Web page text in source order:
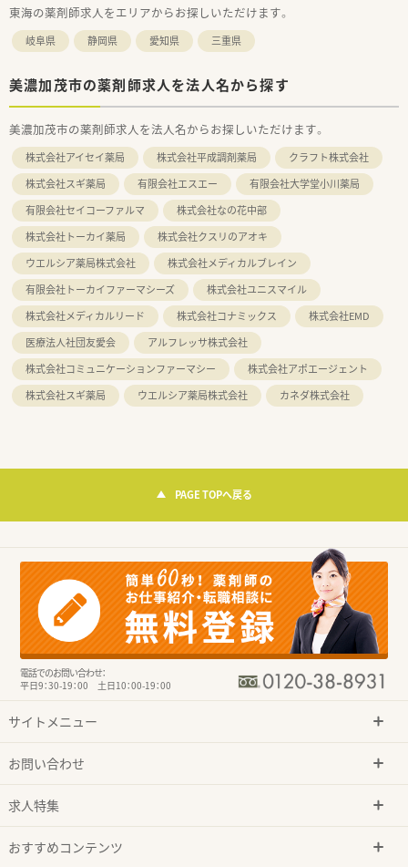
東海の薬剤師求人をエリアからお探しいただけます。
岐阜県 静岡県 愛知県 三重県
美濃加茂市の薬剤師求人を法人名から探す
美濃加茂市の薬剤師求人を法人名からお探しいただけます。
株式会社アイセイ薬局 株式会社平成調剤薬局
クラフト株式会社
株式会社スギ薬局
有限会社エスエー
有限会社大学堂小川薬局
有限会社セイコーファルマ
株式会社なの花中部
株式会社トーカイ薬局
株式会社クスリのアオキ
ウエルシア薬局株式会社
株式会社メディカルブレイン
有限会社トーカイファーマシーズ
株式会社ユニスマイル
株式会社メディカルリード
株式会社コナミックス
株式会社EMD
医療法人社団友愛会
アルフレッサ株式会社
株式会社コミュニケーションファーマシー
株式会社アポエージェント
株式会社スギ薬局
ウエルシア薬局株式会社 カネダ株式会社
PAGE TOPへ戻る
電話でのお問い合わせ：
平日9：30-19：00 土日10：00-19：00
サイトメニュー
お問い合わせ
求人特集
おすすめコンテンツ